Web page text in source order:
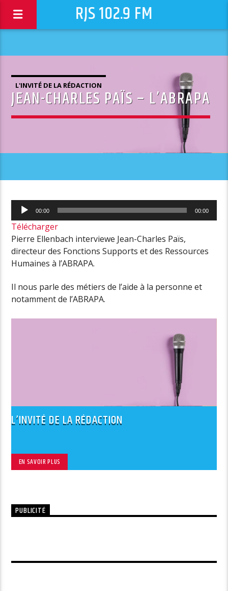
RJS 102.9 FM
L'INVITÉ DE LA RÉDACTION
JEAN-CHARLES PAÏS – L’ABRAPA
Lecteur
audio
00:00 00:00
Télécharger
Pierre Ellenbach interviewe Jean-Charles Païs,
directeur des Fonctions Supports et des Ressources
Humaines à l’ABRAPA.
Il nous parle des métiers de l’aide à la personne et
notamment de l’ABRAPA.
L’INVITÉ DE LA RÉDACTION
EN SAVOIR PLUS
PUBLICITÉ